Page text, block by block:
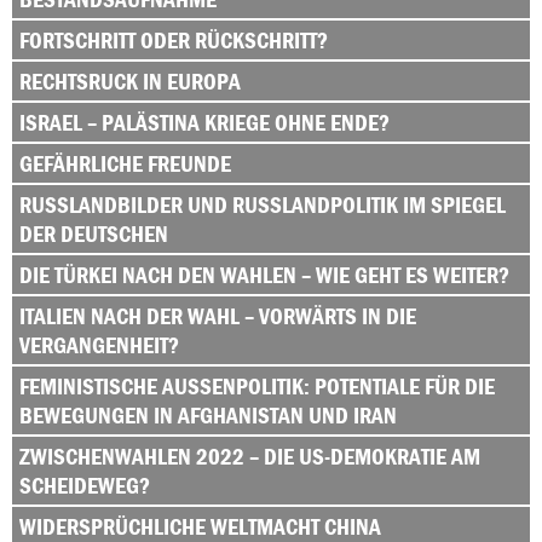
FORTSCHRITT ODER RÜCKSCHRITT?
RECHTSRUCK IN EUROPA
ISRAEL – PALÄSTINA KRIEGE OHNE ENDE?
GEFÄHRLICHE FREUNDE
RUSSLANDBILDER UND RUSSLANDPOLITIK IM SPIEGEL
DER DEUTSCHEN
DIE TÜRKEI NACH DEN WAHLEN – WIE GEHT ES WEITER?
ITALIEN NACH DER WAHL – VORWÄRTS IN DIE
VERGANGENHEIT?
FEMINISTISCHE AUSSENPOLITIK: POTENTIALE FÜR DIE B
EWEGUNGEN IN AFGHANISTAN UND IRAN
ZWISCHENWAHLEN 2022 – DIE US-DEMOKRATIE AM
SCHEIDEWEG?
WIDERSPRÜCHLICHE WELTMACHT CHINA